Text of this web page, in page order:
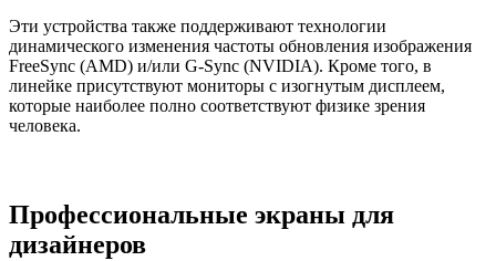
Эти устройства также поддерживают технологии
динамического изменения частоты обновления изображения
FreeSync (AMD) и/или G-Sync (NVIDIA). Кроме того, в
линейке присутствуют мониторы с изогнутым дисплеем,
которые наиболее полно соответствуют физике зрения
человека.
Профессиональные экраны для
дизайнеров